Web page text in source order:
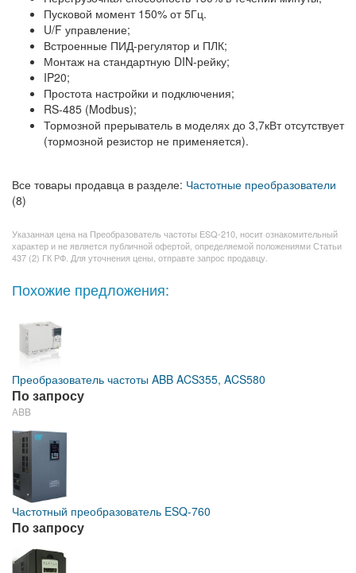
Пусковой момент 150% от 5Гц.
U/F управление;
Встроенные ПИД-регулятор и ПЛК;
Монтаж на стандартную DIN-рейку;
IP20;
Простота настройки и подключения;
RS-485 (Modbus);
Тормозной прерыватель в моделях до 3,7кВт отсутствует
(тормозной резистор не применяется).
Все товары продавца в разделе: Частотные преобразователи
(8)
Указанная цена на Преобразователь частоты ESQ-210, носит ознакомительный
характер и не является публичной офертой, определяемой положениями Статьи
437 (2) ГК РФ. Для уточнения цены, отправте запрос продавцу.
Похожие предложения:
Преобразователь частоты ABB ACS355, ACS580
По запросу
ABB
Частотный преобразователь ESQ-760
По запросу